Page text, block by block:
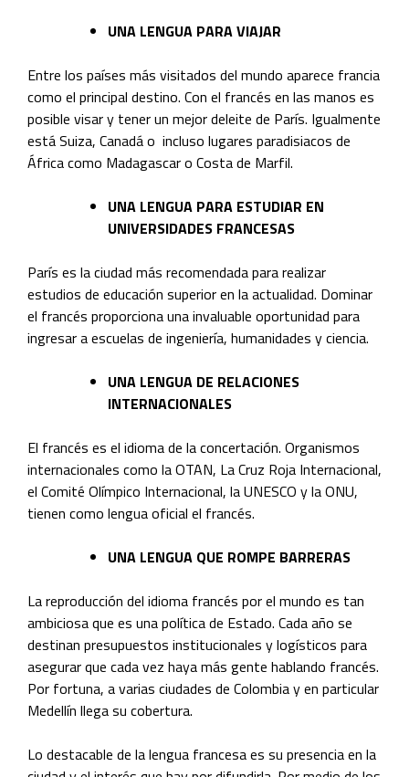
UNA LENGUA PARA VIAJAR
Entre los países más visitados del mundo aparece francia
como el principal destino. Con el francés en las manos es
posible visar y tener un mejor deleite de París. Igualmente
está Suiza, Canadá o incluso lugares paradisiacos de
África como Madagascar o Costa de Marfil.
UNA LENGUA PARA ESTUDIAR EN
UNIVERSIDADES FRANCESAS
París es la ciudad más recomendada para realizar
estudios de educación superior en la actualidad. Dominar
el francés proporciona una invaluable oportunidad para
ingresar a escuelas de ingeniería, humanidades y ciencia.
UNA LENGUA DE RELACIONES
INTERNACIONALES
El francés es el idioma de la concertación. Organismos
internacionales como la OTAN, La Cruz Roja Internacional,
el Comité Olímpico Internacional, la UNESCO y la ONU,
tienen como lengua oficial el francés.
UNA LENGUA QUE ROMPE BARRERAS
La reproducción del idioma francés por el mundo es tan
ambiciosa que es una política de Estado. Cada año se
destinan presupuestos institucionales y logísticos para
asegurar que cada vez haya más gente hablando francés.
Por fortuna, a varias ciudades de Colombia y en particular
Medellín llega su cobertura.
Lo destacable de la lengua francesa es su presencia en la